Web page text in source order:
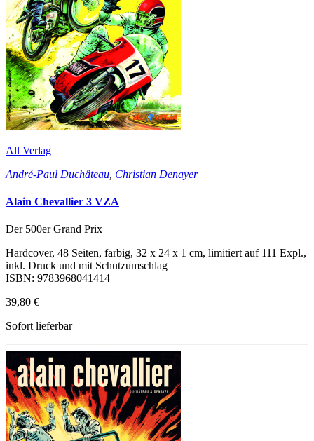
All Verlag
André-Paul Duchâteau Christian Denayer
Alain Chevallier 3 VZA
Der 500er Grand Prix
Hardcover, 48 Seiten, farbig, 32 x 24 x 1 cm, limitiert auf 111 Expl.,
inkl. Druck und mit Schutzumschlag
ISBN: 9783968041414
39,80 €
Sofort lieferbar